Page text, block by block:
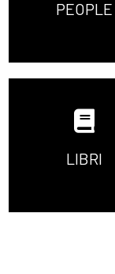
PEOPLE
LIBRI